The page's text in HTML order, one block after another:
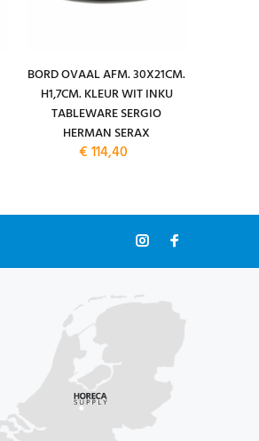
BORD OVAAL AFM. 30X21CM.
H1,7CM. KLEUR WIT INKU
TABLEWARE SERGIO
HERMAN SERAX
€ 114,40